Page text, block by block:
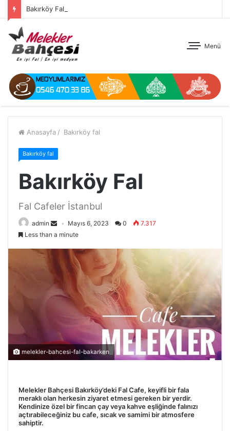
Bakırköy Fal
Menü
Anasayfa / Bakırköy fal
Bakırköy fal
Bakırköy Fal
Fal Cafeler İstanbul
admin Mayıs 6, 2023 0
7.317
Less than a minute
melekler-bahcesi-fal-bakarken
Melekler Bahçesi Bakırköy’deki Fal Cafe, keyifli bir fala
meraklı olan herkesin ziyaret etmesi gereken bir yerdir.
Kendinize özel bir fincan çay veya kahve eşliğinde falınızı
açtırabileceğiniz bu cafe, sıcak ve samimi bir atmosfere
sahiptir.